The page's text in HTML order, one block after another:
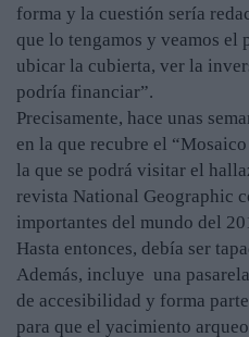
forma y la cuestión sería
que lo tengamos y veamos el
ubicar la cubierta, ver la
podría financiar”.
Precisamente, hace unas
en la que recubre el
la que se podrá visitar el
revista National Geographic
importantes del mundo del
Hasta entonces, debía ser
Además, incluye una
de accesibilidad y forma
para que el yacimiento